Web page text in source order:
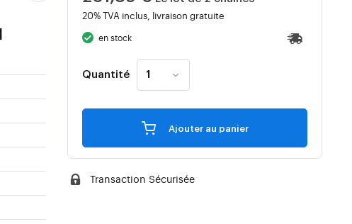
20% TVA inclus, livraison gratuite
en stock
Quantité
Ajouter au panier
Transaction Sécurisée